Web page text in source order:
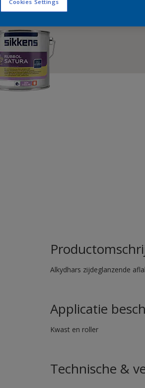
Alkydhars zijdeglanzende
Applicatie
Kwast en roller
Technische &
Cookies Settings